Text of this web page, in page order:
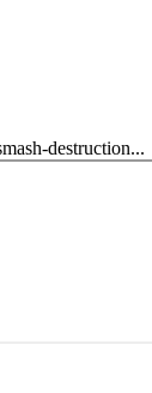
destruction...